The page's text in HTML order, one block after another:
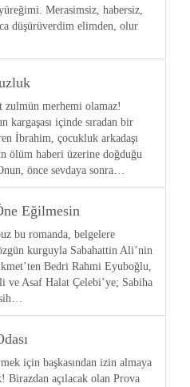
Merasimsiz, habersiz,
düşürüverdim elimden, olur
zulmün merhemi olamaz!
kargaşası içinde sıradan bir
İbrahim, çocukluk arkadaşı
ölüm haberi üzerine doğduğu
önce sevdaya sonra…
Eğilmesin
bu romanda, belgelere
kurguyla Sabahattin Ali’nin
Bedri Rahmi Eyuboğlu,
ve Asaf Halat Çelebi’ye; Sabiha
için başkasından izin almaya
Birazdan açılacak olan Prova